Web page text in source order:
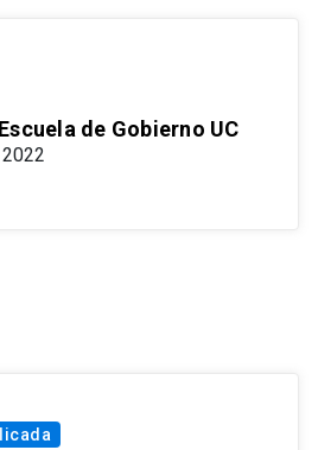
de Gobierno UC